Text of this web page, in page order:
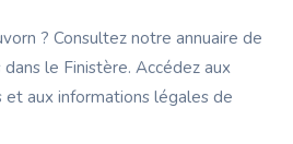
? Consultez notre annuaire de
le Finistère. Accédez aux
aux informations légales de